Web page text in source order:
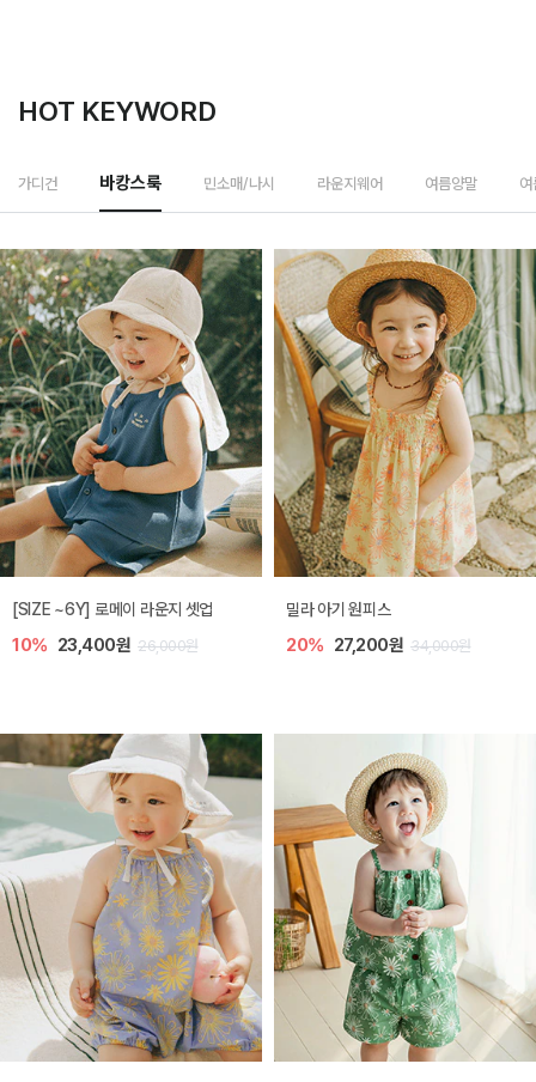
HOT KEYWORD
가디건 바캉스룩 민소매/나시 라운지웨어 여름양말
엘리오 아기 블라우스
20% 21,600원 27,000원
엘로디 니트 아기 뷔스티에
20% 21,600원 27,000원